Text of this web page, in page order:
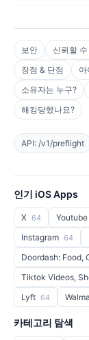
보안 신뢰할
장점 & 단점
소유자는 누구?
해킹당했나요?
API: /v1/preflight
인기 iOS Apps
X 64 Youtube
Instagram 64
Doordash: Food,
Tiktok Videos,
Lyft 64
카테고리 탐색